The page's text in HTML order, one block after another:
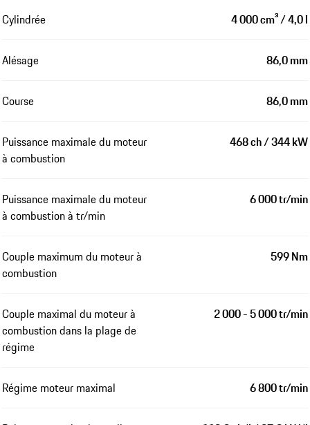
Cylindrée 4 000 cm³ / 4,0 l
Alésage 86,0 mm
Course 86,0 mm
Puissance maximale du moteur
à combustion
468 ch / 344 kW
Puissance maximale du moteur
à combustion à tr/min
6 000 tr/min
Couple maximum du moteur à
combustion
599 Nm
Couple maximal du moteur à
combustion dans la plage de
régime
2 000 - 5 000 tr/min
Régime moteur maximal 6 800 tr/min